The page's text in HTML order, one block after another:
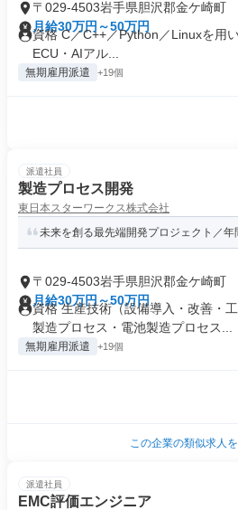
〒029-4503岩手県胆沢郡金ケ崎町
月給30万円～50万円
資格 C／C++／Python／Linuxを用
ECU・AIアル...
無期雇用派遣 +19個
派遣社員
製造プロセス開発
東日本スターワークス株式会社
未来を創る最先端開発プロジェクト／
〒029-4503岩手県胆沢郡金ケ崎町
月給30万円～50万円
資格 生産技術（設備導入・改善・
製造プロセス・電池製造プロセス...
無期雇用派遣 +19個
この企業の類似求人
派遣社員
EMC評価エンジニア